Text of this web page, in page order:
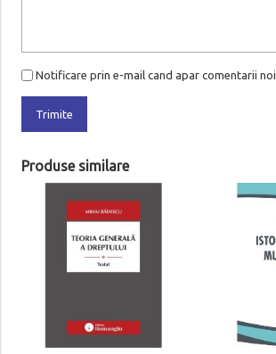
Notificare prin e-mail cand apar comentarii noi
Trimite
Produse similare